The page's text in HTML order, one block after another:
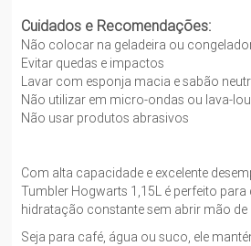
Cuidados e Recomendações:
Não colocar na geladeira ou
Evitar quedas e impactos
Lavar com esponja macia e sabão
Não utilizar em micro-ondas ou lava-
Não usar produtos abrasivos
Com alta capacidade e excelente
Tumbler Hogwarts 1,15L é perfeito para
hidratação constante sem abrir mão de
Seja para café, água ou suco, ele